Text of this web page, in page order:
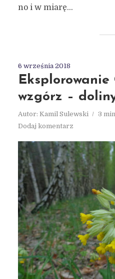
no i w miarę...
6 września 2018
Eksplorowanie
wzgórz –
Autor: Kamil Sulewski
3
Dodaj komentarz